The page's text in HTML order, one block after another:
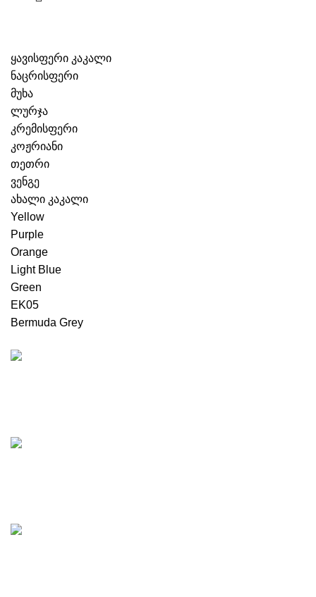
ყავისფერი კაკალი
ნაცრისფერი
მუხა
ლურჯა
კრემისფერი
კოჟრიანი
თეთრი
ვენგე
ახალი კაკალი
Yellow
Purple
Orange
Light Blue
Green
EK05
Bermuda Grey